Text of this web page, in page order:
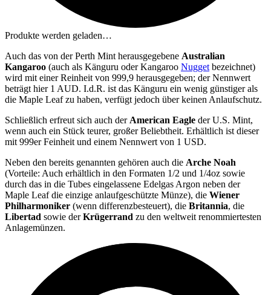
Produkte werden geladen…
Auch das von der Perth Mint herausgegebene Australian
Kangaroo (auch als Känguru oder Kangaroo Nuggetbezeichnet)
wird mit einer Reinheit von 999,9 herausgegeben; der Nennwert
beträgt hier 1 AUD. I.d.R. ist das Känguru ein wenig günstiger als
die Maple Leaf zu haben, verfügt jedoch über keinen Anlaufschutz.
Schließlich erfreut sich auch derAmerican Eagle der U.S. Mint,
wenn auch ein Stück teurer, großer Beliebtheit. Erhältlich ist dieser
mit 999er Feinheit und einem Nennwert von 1 USD.
Neben den bereits genannten gehören auch die Arche Noah
(Vorteile: Auch erhältlich in den Formaten 1/2 und 1/4oz sowie
durch das in die Tubes eingelassene Edelgas Argon neben der
Maple Leaf die einzige anlaufgeschützte Münze), die Wiener
Philharmoniker (wenn differenzbesteuert), die Britannia, die
Libertad sowie derKrügerrand zu den weltweit renommiertesten
Anlagemünzen.